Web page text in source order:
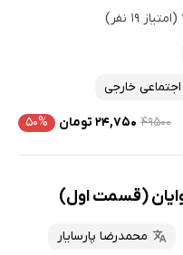
(امتیاز ۱۹ نفر)
خارجی
۴۹۵۰۰ ۲۴,۷۵۰ تومان ۵۰%
(قسمت اول)
محمدرضا پارسایار